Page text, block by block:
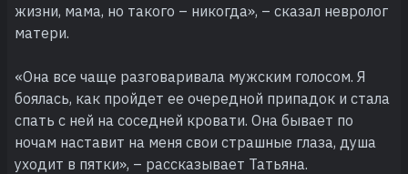
жизни, мама, но такого – никогда», – сказал невролог
матери.
«Она все чаще разговаривала мужским голосом. Я
боялась, как пройдет ее очередной припадок и стала
спать с ней на соседней кровати. Она бывает по
ночам наставит на меня свои страшные глаза, душа
уходит в пятки», – рассказывает Татьяна.